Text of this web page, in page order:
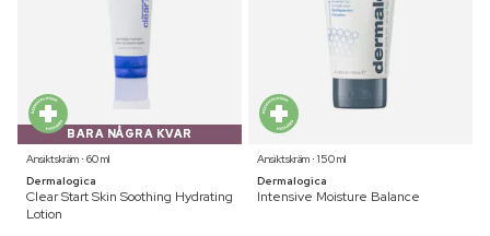
BARA NÅGRA KVAR
Ansiktskräm ⋅ 60 ml
Dermalogica
Clear Start Skin Soothing Hydrating
Lotion
Ansiktskräm ⋅ 150 ml
Dermalogica
Intensive Moisture Balance